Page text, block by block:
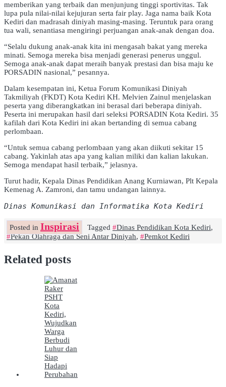
memberikan yang terbaik dan menjunjung tinggi sportivitas. Tak
lupa pula nilai-nilai kejujuran serta fair play. Jaga nama baik Kota
Kediri dan madrasah diniyah masing-masing. Teruntuk para orang
tua wali, senantiasa mengiringi perjuangan anak-anak dengan doa.
“Selalu dukung anak-anak kita ini mengasah bakat yang mereka
minati. Semoga mereka bisa menjadi generasi penerus unggul.
Semoga anak-anak dapat meraih banyak prestasi dan bisa maju ke
PORSADIN nasional,” pesannya.
Dalam kesempatan ini, Ketua Forum Komunikasi Diniyah
Takmiliyah (FKDT) Kota Kediri KH. Melvien Zainul menjelaskan
peserta yang diberangkatkan ini berasal dari beberapa diniyah.
Peserta ini merupakan hasil dari seleksi PORSADIN Kota Kediri. 35
kafilah dari Kota Kediri ini akan bertanding di semua cabang
perlombaan.
“Untuk semua cabang perlombaan yang akan diikuti sekitar 15
cabang. Yakinlah atas apa yang kalian miliki dan kalian lakukan.
Semoga mendapat hasil terbaik,” jelasnya.
Turut hadir, Kepala Dinas Pendidikan Anang Kurniawan, Plt Kepala
Kemenag A. Zamroni, dan tamu undangan lainnya.
Dinas Komunikasi dan Informatika Kota Kediri
Posted in Inspirasi Tagged Dinas Pendidikan Kota Kediri,
Pekan Olahraga dan Seni Antar Diniyah, Pemkot Kediri
Related posts